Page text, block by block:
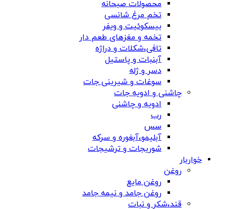
محصولات صبحانه
تخم مرغ شانسی
بیسکوئیت و ویفر
تخمه و مغزهای طعم دار
تافی،شکلات و دراژه
آبنبات و پاستیل
دسر و ژله
سوغات و شیرینی جات
چاشنی و ادویه جات
ادویه و چاشنی
رب
سس
آبلیمو،آبغوره و سرکه
شوریجات و ترشیجات
خواربار
روغن
روغن مایع
روغن جامد و نیمه جامد
قند،شکر و نبات